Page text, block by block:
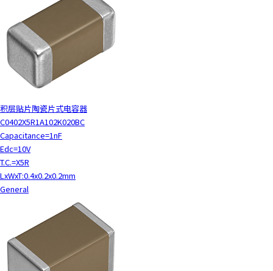
积层贴片陶瓷片式电容器
C0402X5R1A102K020BC
Capacitance=1nF
Edc=10V
T.C.=X5R
LxWxT:0.4x0.2x0.2mm
General